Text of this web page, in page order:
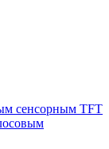
сенсорным TFT